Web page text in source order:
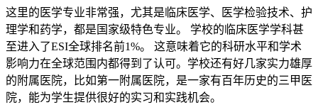
这里的医学专业非常强，尤其是临床医学、医学检验技术、护
理学和药学，都是国家级特色专业。 学校的临床医学学科甚
至进入了ESI全球排名前1%。 这意味着它的科研水平和学术
影响力在全球范围内都得到了认可。学校还有好几家实力雄厚
的附属医院，比如第一附属医院，是一家有百年历史的三甲医
院，能为学生提供很好的实习和实践机会。